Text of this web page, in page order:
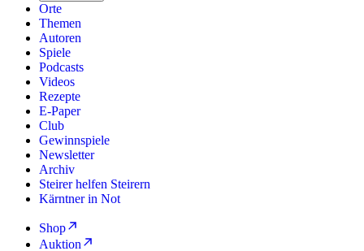
Orte
Themen
Autoren
Spiele
Podcasts
Videos
Rezepte
E-Paper
Club
Gewinnspiele
Newsletter
Archiv
Steirer helfen Steirern
Kärntner in Not
Shop
Auktion